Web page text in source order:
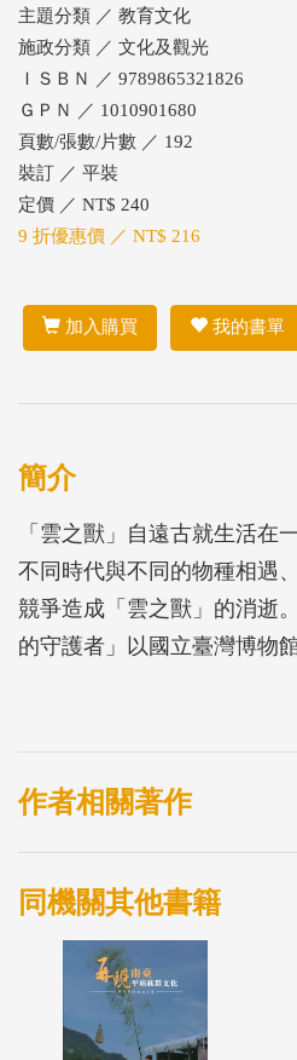
主題分類 ／ 教育文化
施政分類 ／ 文化及觀光
ＩＳＢＮ ／ 9789865321826
ＧＰＮ ／ 1010901680
頁數/張數/片數 ／ 192
裝訂 ／ 平裝
定價 ／ NT$ 240
9 折優惠價 ／ NT$ 216
加入購買 我的書單
簡介
「雲之獸」自遠古就生活在
不同時代與不同的物種相遇
競爭造成「雲之獸」的消逝
的守護者」以國立臺灣博物
角， 透過漫畫家的奇想，
與未來不斷地交疊著，持續
憶。
作者相關著作
同機關其他書籍